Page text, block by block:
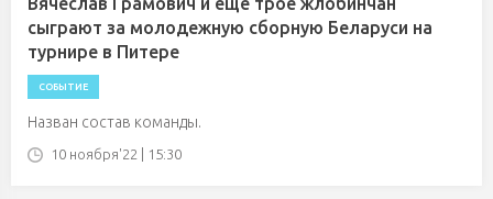
сыграют за молодежную сборную Беларуси на
турнире в Питере
СОБЫТИЕ
Назван состав команды.
10 ноября'22 | 15:30